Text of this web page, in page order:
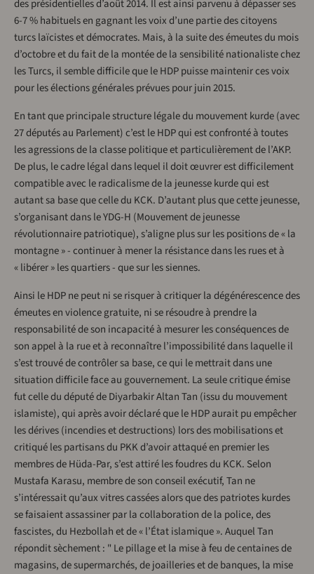
des présidentielles d’août 2014. Il est ainsi parvenu à dépasser ses
6-7 % habituels en gagnant les voix d’une partie des citoyens
turcs laïcistes et démocrates. Mais, à la suite des émeutes du mois
d’octobre et du fait de la montée de la sensibilité nationaliste chez
les Turcs, il semble difficile que le HDP puisse maintenir ces voix
pour les élections générales prévues pour juin 2015.
En tant que principale structure légale du mouvement kurde (avec
27 députés au Parlement) c’est le HDP qui est confronté à toutes
les agressions de la classe politique et particulièrement de l’AKP.
De plus, le cadre légal dans lequel il doit œuvrer est difficilement
compatible avec le radicalisme de la jeunesse kurde qui est
autant sa base que celle du KCK. D’autant plus que cette jeunesse,
s’organisant dans le YDG-H (Mouvement de jeunesse
révolutionnaire patriotique), s’aligne plus sur les positions de « la
montagne » - continuer à mener la résistance dans les rues et à
« libérer » les quartiers - que sur les siennes.
Ainsi le HDP ne peut ni se risquer à critiquer la dégénérescence des
émeutes en violence gratuite, ni se résoudre à prendre la
responsabilité de son incapacité à mesurer les conséquences de
son appel à la rue et à reconnaître l’impossibilité dans laquelle il
s’est trouvé de contrôler sa base, ce qui le mettrait dans une
situation difficile face au gouvernement. La seule critique émise
fut celle du député de Diyarbakir Altan Tan (issu du mouvement
islamiste), qui après avoir déclaré que le HDP aurait pu empêcher
les dérives (incendies et destructions) lors des mobilisations et
critiqué les partisans du PKK d’avoir attaqué en premier les
membres de Hüda-Par, s’est attiré les foudres du KCK. Selon
Mustafa Karasu, membre de son conseil exécutif, Tan ne
s’intéressait qu’aux vitres cassées alors que des patriotes kurdes
se faisaient assassiner par la collaboration de la police, des
fascistes, du Hezbollah et de « l’État islamique ». Auquel Tan
répondit sèchement : " Le pillage et la mise à feu de centaines de
magasins, de supermarchés, de joailleries et de banques, la mise